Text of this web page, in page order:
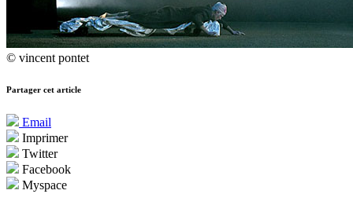
© vincent pontet
Partager cet article
Email
Imprimer
Twitter
Facebook
Myspace